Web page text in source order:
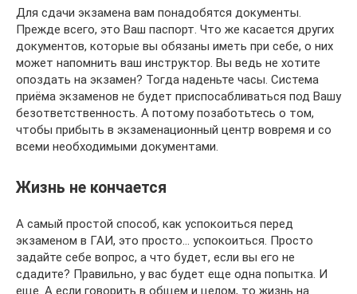
Для сдачи экзамена вам понадобятся документы.
Прежде всего, это Ваш паспорт. Что же касается других
документов, которые вы обязаны иметь при себе, о них
может напомнить ваш инструктор. Вы ведь не хотите
опоздать на экзамен? Тогда наденьте часы. Система
приёма экзаменов не будет приспосабливаться под Вашу
безответственность. А потому позаботьтесь о том,
чтобы прибыть в экзаменационный центр вовремя и со
всеми необходимыми документами.
Жизнь не кончается
А самый простой способ, как успокоиться перед
экзаменом в ГАИ, это просто… успокоиться. Просто
задайте себе вопрос, а что будет, если вы его не
сдадите? Правильно, у вас будет еще одна попытка. И
еще. А если говорить в общем и целом, то жизнь на